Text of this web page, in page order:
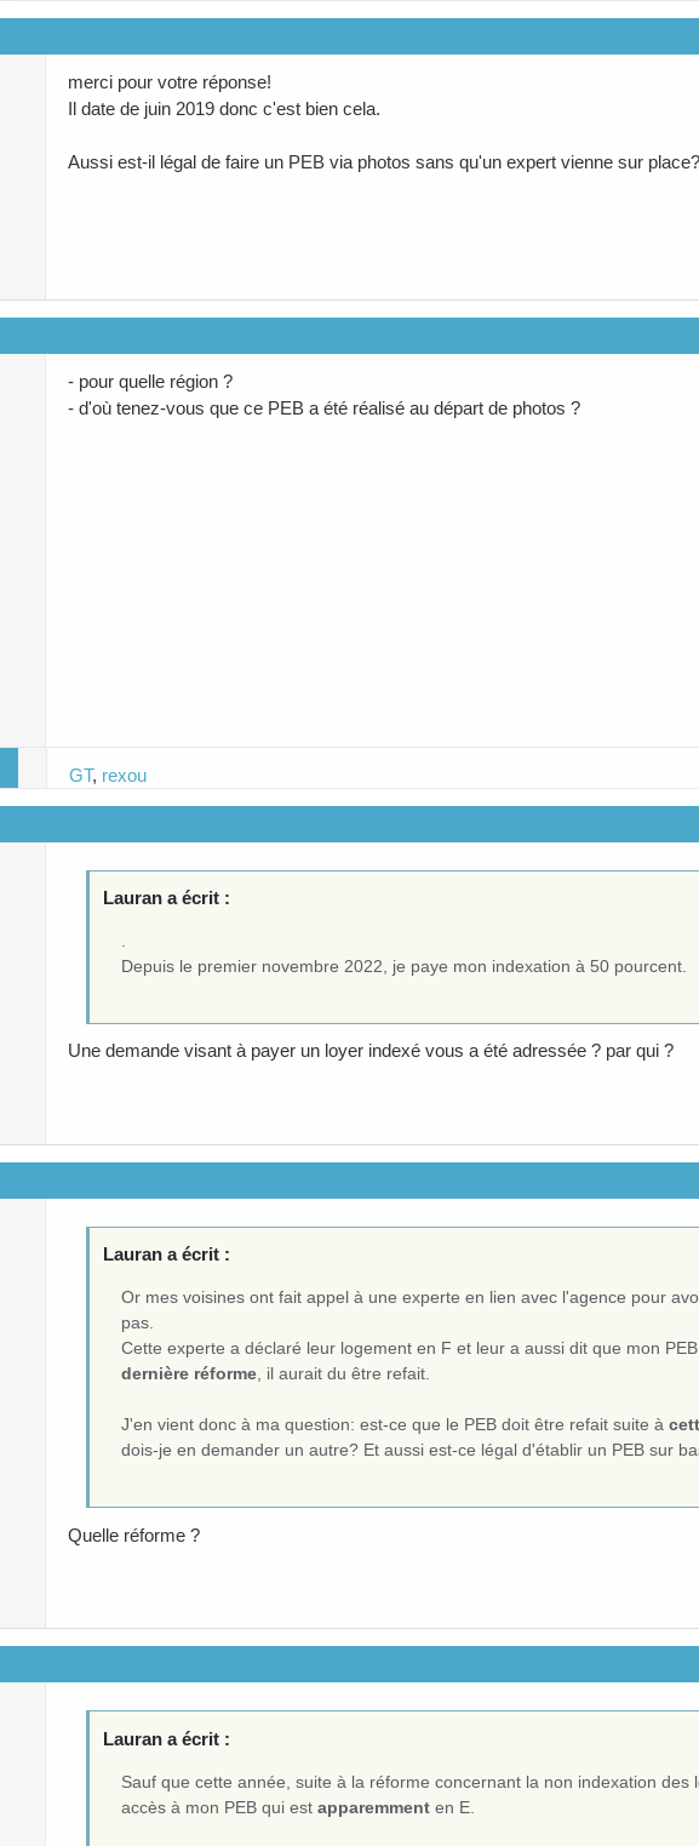
merci pour votre réponse!
Il date de juin 2019 donc c'est bien cela.
Aussi est-il légal de faire un PEB via photos sans qu'un expert vienne sur place?
- pour quelle région ?
- d'où tenez-vous que ce PEB a été réalisé au départ de photos ?
GT, rexou
Lauran a écrit :
Depuis le premier novembre 2022, je paye mon indexation à 50 pourcent.
Une demande visant à payer un loyer indexé vous a été adressée ? par qui ?
Lauran a écrit :
Or mes voisines ont fait appel à une experte en lien avec l'agence pour
pas.
Cette experte a déclaré leur logement en F et leur a aussi dit que mon
dernière réforme, il aurait du être refait.
J'en vient donc à ma question: est-ce que le PEB doit être refait suite à
dois-je en demander un autre? Et aussi est-ce légal d'établir un PEB sur
Quelle réforme ?
Lauran a écrit :
Sauf que cette année, suite à la réforme concernant la non indexation
accès à mon PEB qui estapparemment en E.